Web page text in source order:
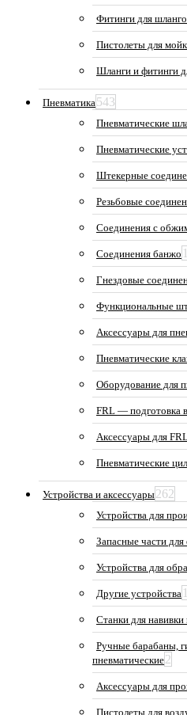
Фитинги для
Пистолеты для
Шланги и фитинги
Пневматика543
Пневматические
Пневматические
Штекерные
Резьбовые
Соединения с
Соединения банжо
Гнездовые
Функциональные
Аксессуары для
Пневматические
Оборудование для
FRL — подготовка
Аксессуары для
Пневматические
Устройства и аксессуары262
Устройства для
Запасные части
Устройства для
Другие устройства
Станки для
Ручные барабаны,
пневматические2
Аксессуары для
Пистолеты для